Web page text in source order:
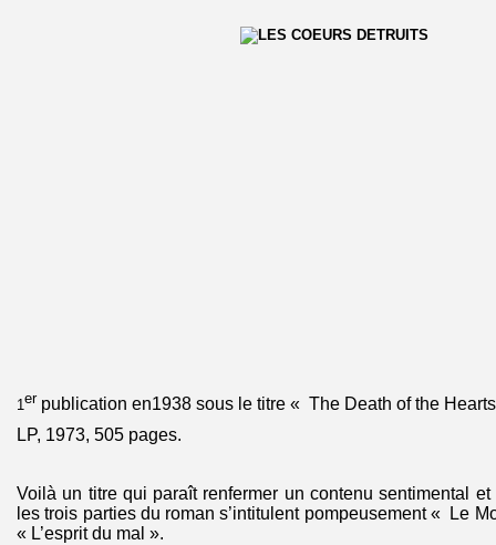
1er publication en1938 sous le titre « The Death of the
LP, 1973, 505 pages.
Voilà un titre qui paraît renfermer un contenu sentimental
les trois parties du roman s’intitulent pompeusement « Le
« L’esprit du mal ».